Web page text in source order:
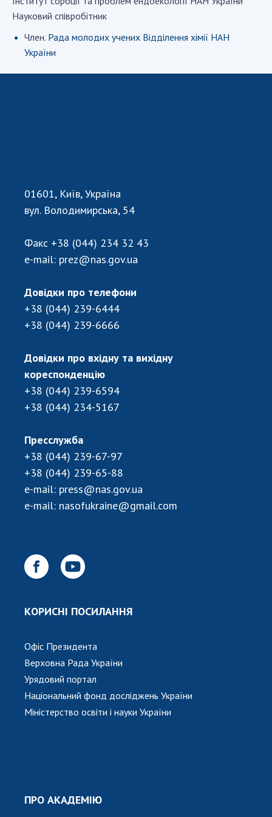
СТРУКТУРА
Наукові центри МОН та НАН України
Громадські організації
Засідання Президії НАН України
Річні звіти НАН України
Річні фінансові звіти НАН України
Наукові публікації та видавнича діяльність
Охорона прав інтелектуальної власності та
Наукові об'єкти, що становлять національне
надбання
Центри колективного користування
науковими приладами НАН України
Оцінювання ефективності діяльності
Підготовка наукових кадрів
Робота з молоддю
Членство в міжнародних організаціях
Міжнародні угоди
Міжнародні програми та конкурси
ДОКУМЕНТИ
Бланки документів
Науковий співробітник
Член. Рада молодих учених Відділення хімії НАН
України
01601, Київ, Україна
вул. Володимирська, 54
Факс +38 (044) 234 32 43
e-mail: prez@nas.gov.ua
Довідки про телефони
+38 (044) 239-6444
+38 (044) 239-6666
Довідки про вхідну та вихідну
кореспонденцію
+38 (044) 239-6594
+38 (044) 234-5167
Пресслужба
+38 (044) 239-67-97
+38 (044) 239-65-88
e-mail: press@nas.gov.ua
e-mail: nasofukraine@gmail.com
КОРИСНІ ПОСИЛАННЯ
Офіс Президента
Верховна Рада України
Урядовий портал
Національний фонд досліджень України
Міністерство освіти і науки України
ПРО АКАДЕМІЮ